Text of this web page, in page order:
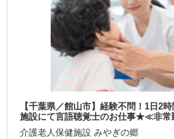
【千葉県／館山市】経験不問！1日2
施設にて言語聴覚士のお仕事★≪非
介護老人保健施設 みやぎの郷